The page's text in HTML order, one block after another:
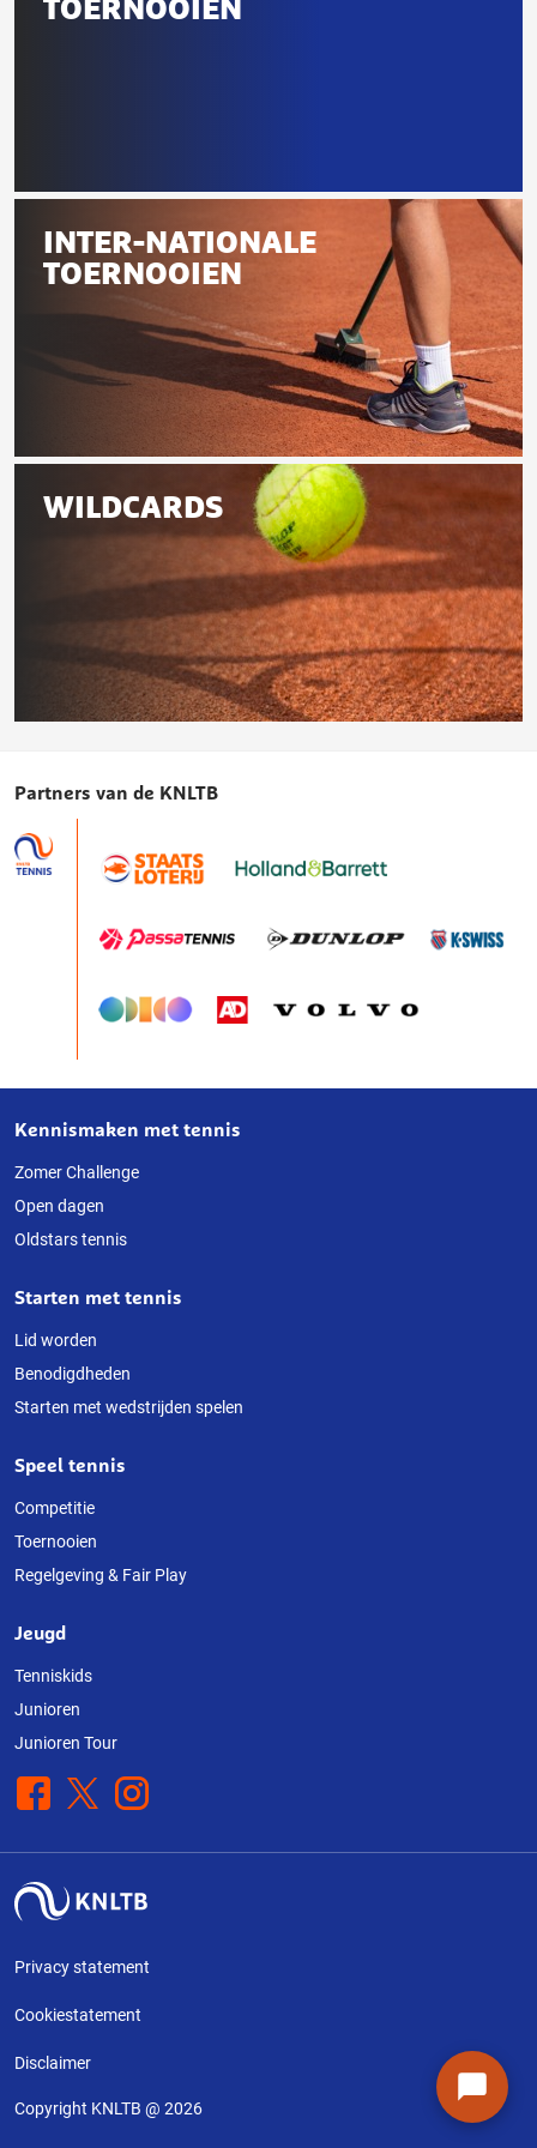
TOERNOOIEN
Rolstoel
tennis
toernooien
INTER-NATIONALE
TOERNOOIEN
Inter-
nationale
WILDCARDS
Partners van de KNLTB
Over
deze
website
Kennismaken met tennis
Zomer Challenge
Open dagen
Oldstars tennis
Starten met tennis
Lid worden
Benodigdheden
Starten met wedstrijden spelen
Speel tennis
Competitie
Toernooien
Regelgeving & Fair Play
Jeugd
Tenniskids
Junioren
Junioren Tour
Facebook
X Instagram
Privacy statement
Cookiestatement
Disclaimer
Copyright KNLTB @ 2026